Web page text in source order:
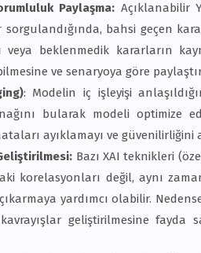
Paylaşma: Açıklanabilir
bahsi geçen
beklenmedik kararların
ve senaryoya göre
: Modelin iç işleyişi
bularak modeli optimize
ayıklamayı ve güvenilirliğini
Bazı XAI teknikleri
korelasyonları değil, aynı
yardımcı olabilir.
geliştirilmesine fayda